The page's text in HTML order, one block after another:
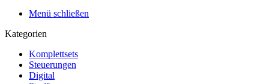
Menü schließen
Kategorien
Komplettsets
Steuerungen
Digital